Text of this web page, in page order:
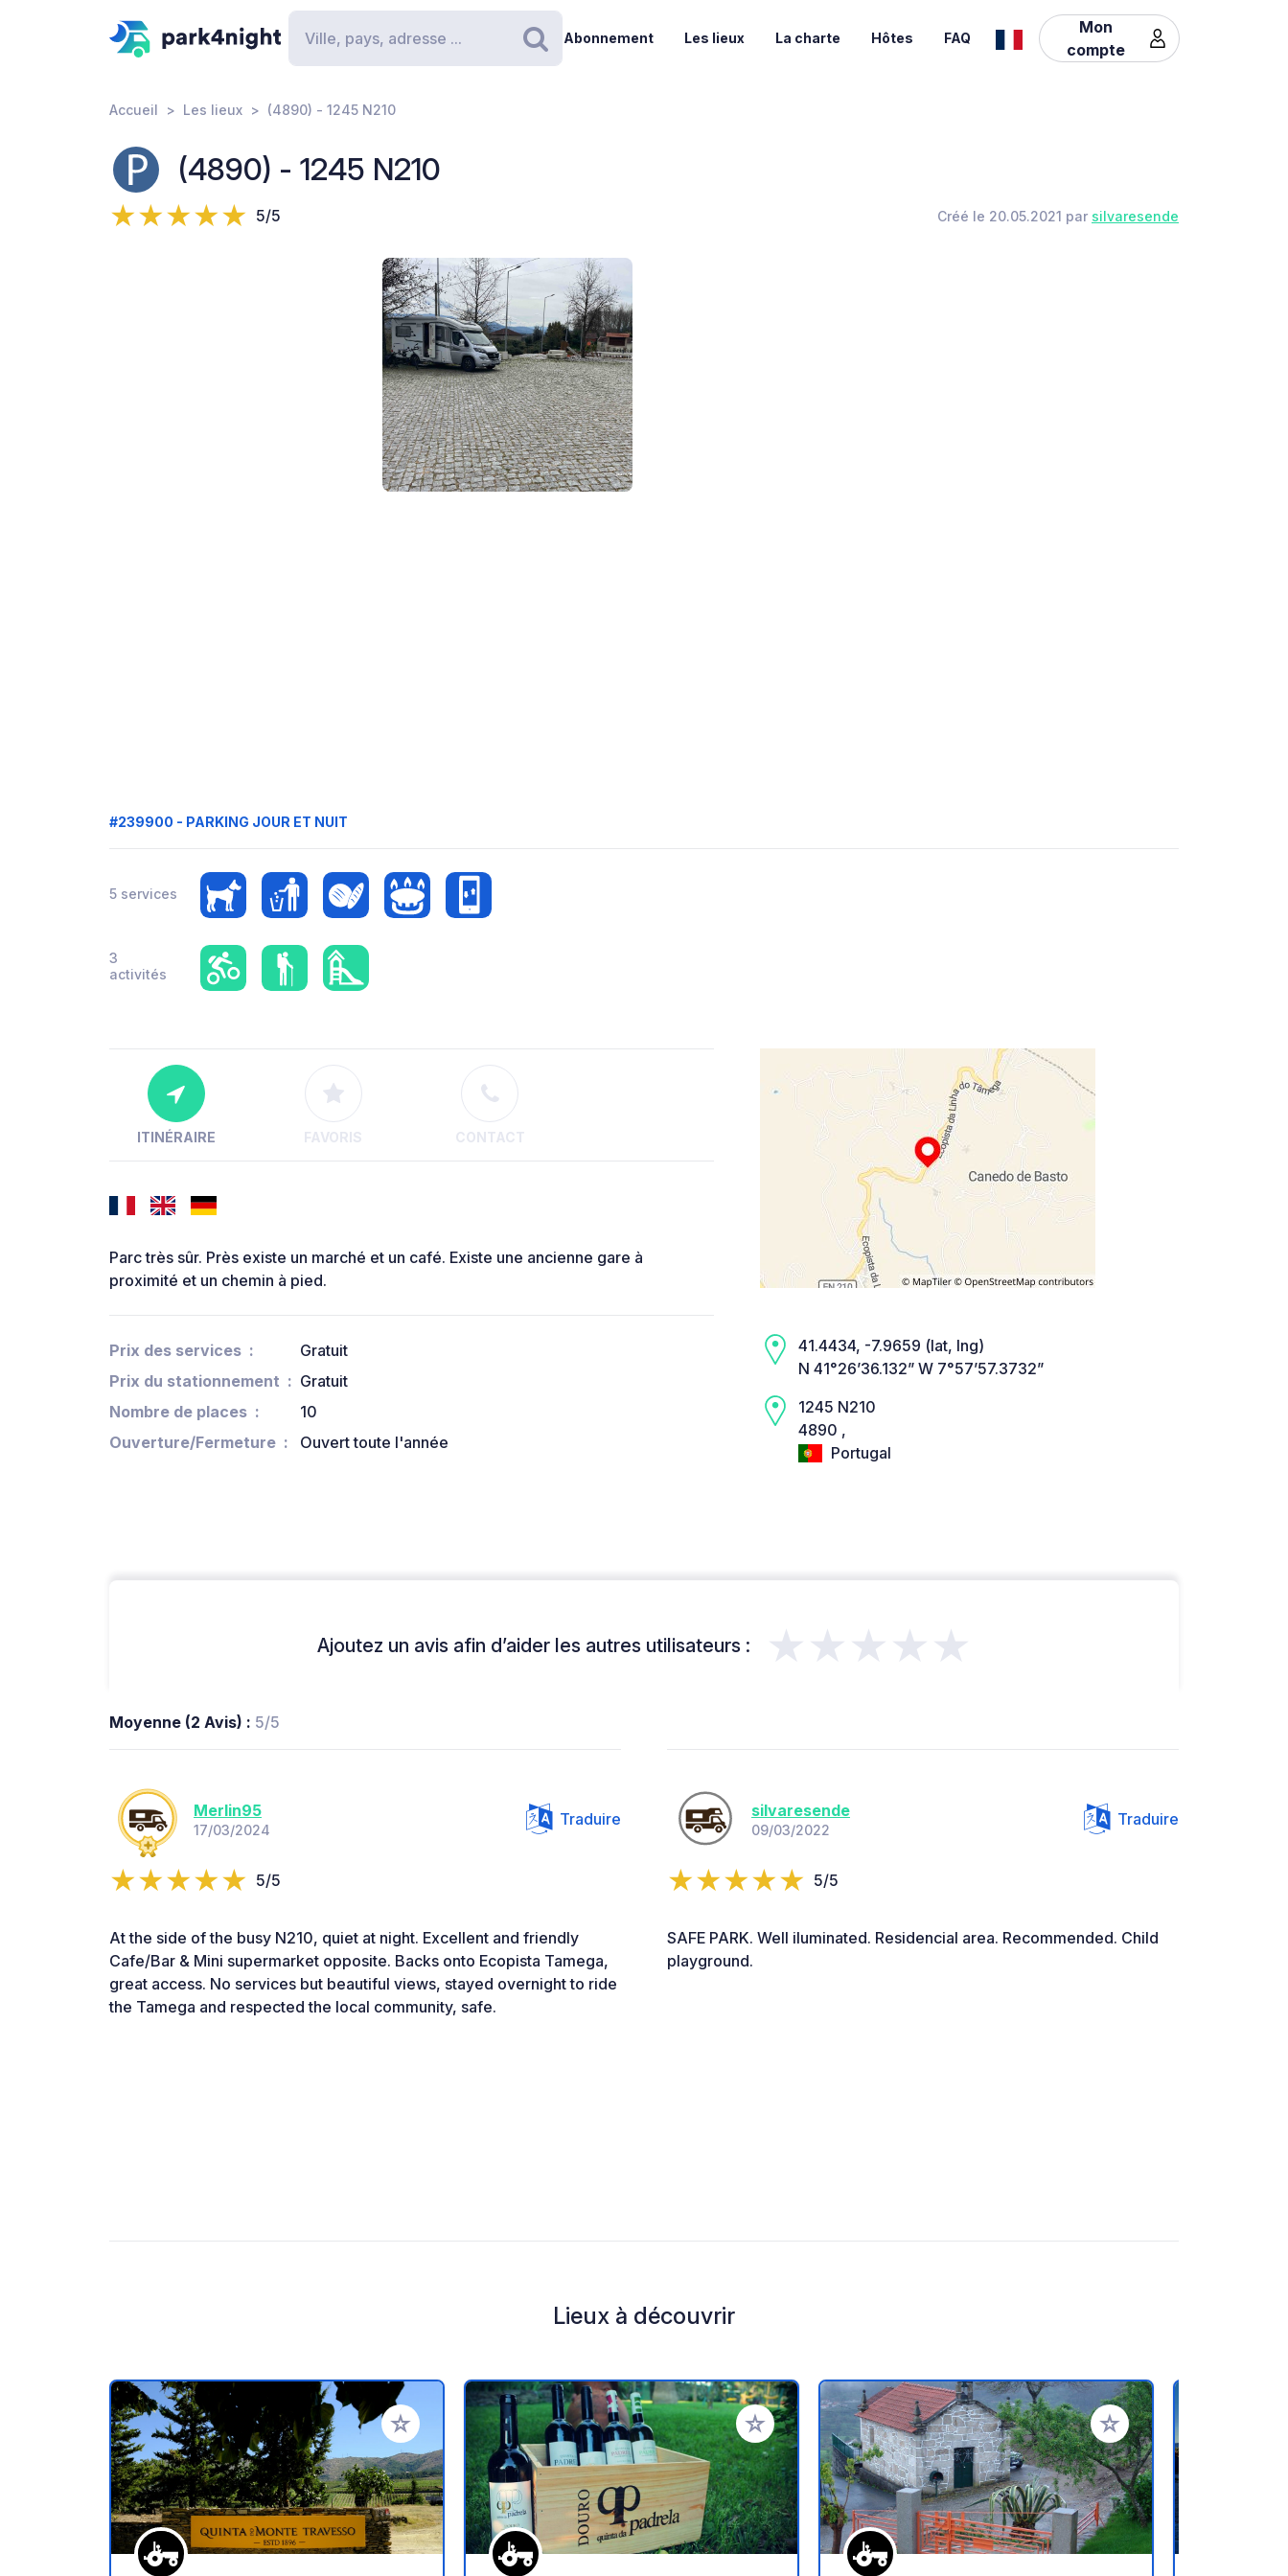
Rechercher
Abonnement Les lieux La charte Hôtes FAQ
Mon
compte
Accueil Les lieux (4890) - 1245 N210
(4890) - 1245 N210
5/5 Créé le 20.05.2021 par silvaresende
#239900 - PARKING JOUR ET NUIT
5 services
3
activités
ITINÉRAIRE FAVORIS CONTACT
Parc très sûr. Près existe un marché et un café. Existe une ancienne gare à
proximité et un chemin à pied.
Prix des services
Gratuit
Prix du stationnement
Gratuit
Nombre de places
10
Ouverture/Fermeture
Ouvert toute l'année
41.4434, -7.9659 (lat, lng)
N 41°26’36.132” W 7°57’57.3732”
1245 N210
4890 ,
Portugal
Ajoutez un avis afin d’aider les autres utilisateurs : ★★★★★
Moyenne (2 Avis) : 5/5
Merlin95
17/03/2024
Traduire
5/5
At the side of the busy N210, quiet at night. Excellent and friendly
Cafe/Bar & Mini supermarket opposite. Backs onto Ecopista Tamega,
great access. No services but beautiful views, stayed overnight to ride
the Tamega and respected the local community, safe.
silvaresende
09/03/2022
Traduire
5/5
SAFE PARK. Well iluminated. Residencial area. Recommended. Child
playground.
Lieux à découvrir
Ajouter à vos favoris Ajouter à vos favoris Ajouter à vos favoris